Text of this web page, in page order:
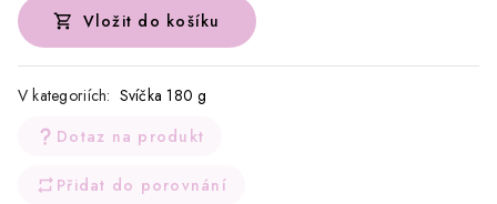
Vložit do košíku
V kategoriích: Svíčka 180 g
Dotaz na produkt
Přidat do porovnání